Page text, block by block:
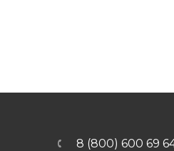
8 (800) 600 69